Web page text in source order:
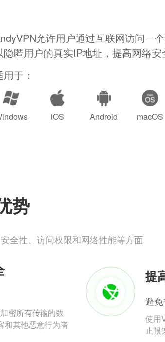
允许用户通过互联网访问一
隐匿用户的真实IP地址，提高网络安
用于：
iOS Android macOS
势
全性、访问权限和网络性能等方面
密所有传输的数
和其他恶意行为者
提
避
使用
止限